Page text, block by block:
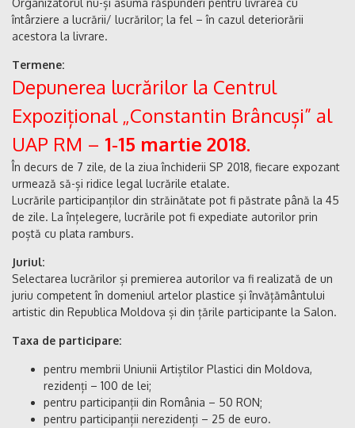
Organizatorul nu-și asuma răspunderi pentru livrarea cu
întârziere a lucrării/ lucrărilor; la fel – în cazul deteriorării
acestora la livrare.
Termene:
Depunerea lucrărilor la Centrul
Expozițional „Constantin Brâncuși” al
UAP RM – 1‑15 martie 2018.
În decurs de 7 zile, de la ziua închiderii SP 2018, fiecare expozant
urmează să-și ridice legal lucrările etalate.
Lucrările participanților din străinătate pot fi păstrate până la 45
de zile. La înțelegere, lucrările pot fi expediate autorilor prin
poștă cu plata ramburs.
Juriul:
Selectarea lucrărilor și premierea autorilor va fi realizată de un
juriu competent în domeniul artelor plastice și învățământului
artistic din Republica Moldova și din țările participante la Salon.
Taxa de participare:
pentru membrii Uniunii Artiștilor Plastici din Moldova,
rezidenți – 100 de lei;
pentru participanții din România – 50 RON;
pentru participanții nerezidenți – 25 de euro.